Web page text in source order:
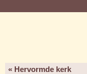
« Hervormde kerk